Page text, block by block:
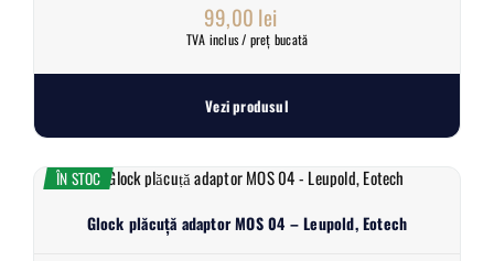
99,00 lei
TVA inclus / preț bucată
Vezi produsul
Glock plăcuță adaptor MOS 04 – Leupold, Eotech
ÎN STOC